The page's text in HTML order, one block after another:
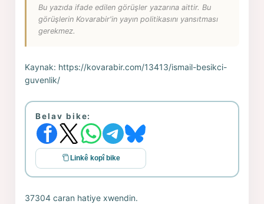
Bu yazıda ifade edilen görüşler yazarına aittir. Bu
görüşlerin Kovarabir'in yayın politikasını yansıtması
gerekmez.
Kaynak: https://kovarabir.com/13413/ismail-besikci-
guvenlik/
Belav bike:
Linkê kopî bike
37304 caran hatiye xwendin.